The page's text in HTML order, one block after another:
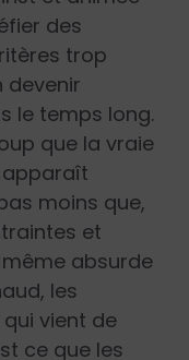
des
trop
devenir
le temps long.
que la vraie
apparaît
moins que,
et
même absurde
les
vient de
ce que les